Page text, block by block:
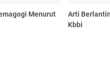
Menurut
Arti
Kbbi